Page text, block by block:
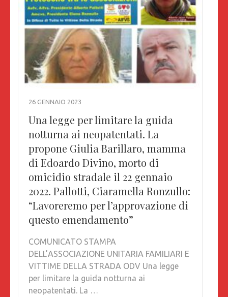
26 GENNAIO 2023
Una legge per limitare la guida
notturna ai neopatentati. La
propone Giulia Barillaro, mamma
di Edoardo Divino, morto di
omicidio stradale il 22 gennaio
2022. Pallotti, Ciaramella Ronzullo:
“Lavoreremo per l’approvazione di
questo emendamento”
COMUNICATO STAMPA
DELL’ASSOCIAZIONE UNITARIA FAMILIARI E
VITTIME DELLA STRADA ODV Una legge
per limitare la guida notturna ai
neopatentati. La …